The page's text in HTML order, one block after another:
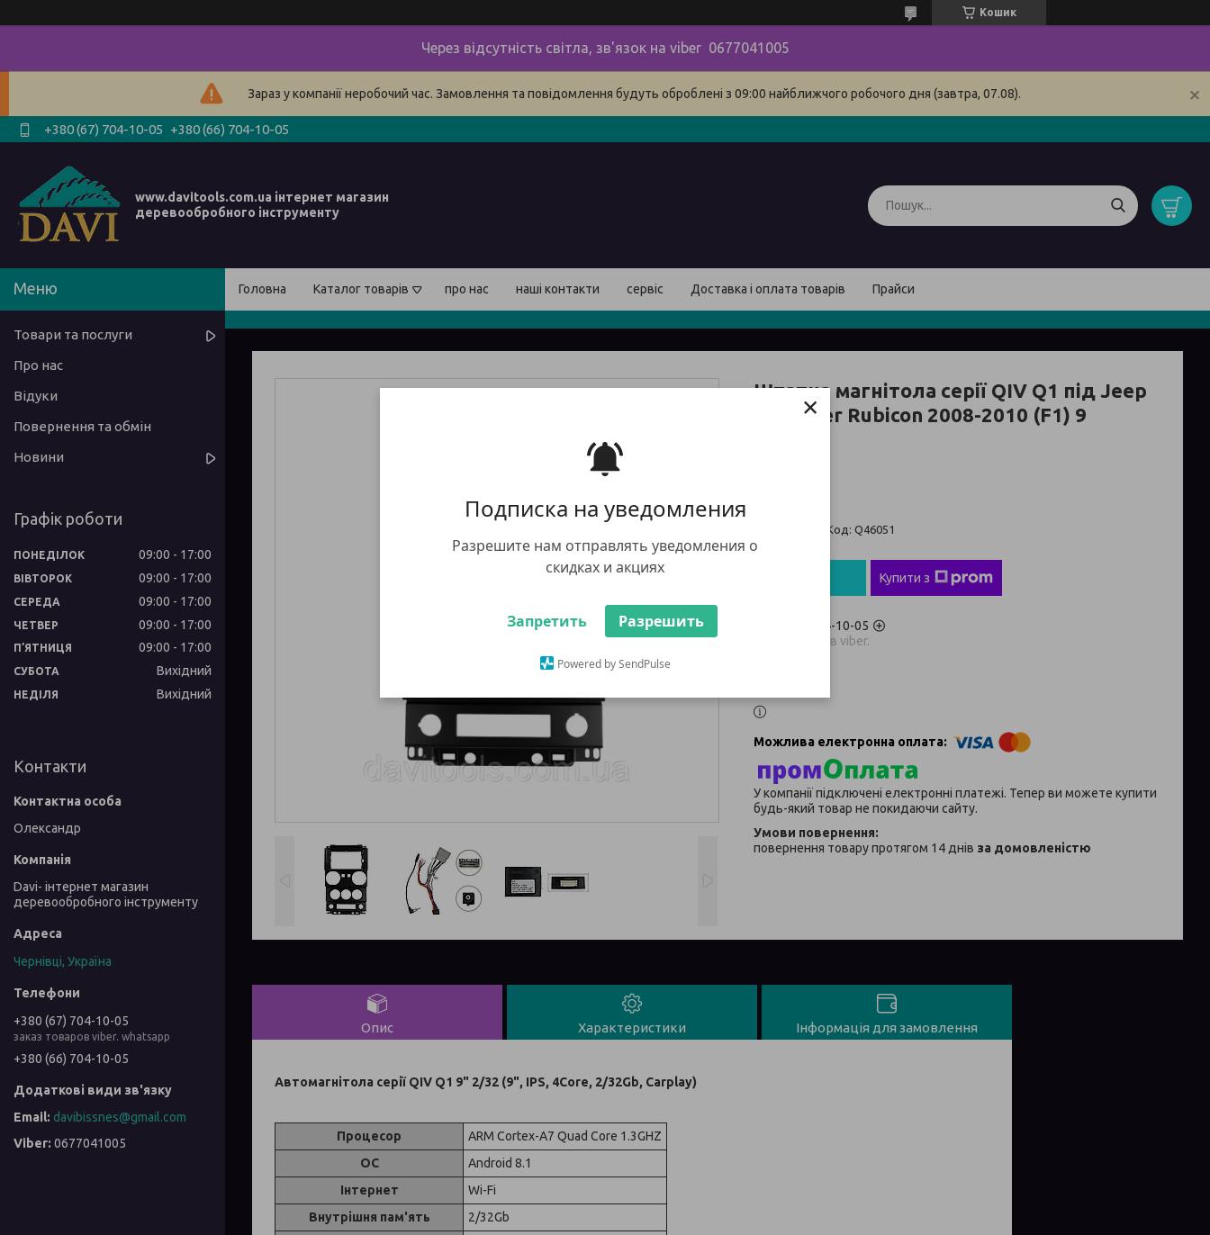
Подписка на уведомления
Разрешите нам отправлять уведомления о
скидках и акциях
Запретить Разрешить
Powered by SendPulse
×
Кошик
Через відсутність світла, зв'язок на viber 0677041005
Зараз у компанії неробочий час. Замовлення та повідомлення будуть оброблені з 09:00 найближчого робочого дня (завтра, 07.08).
+380 (67) 704-10-05 +380 (66) 704-10-05
www.davitools.com.ua інтернет магазин
деревообробного інструменту
Головна Каталог товарів про нас наші контакти сервіс Доставка і оплата товарів Прайси
Штатна магнітола серії QIV Q1 під Jeep
Wrangler Rubicon 2008-2010 (F1) 9
Код: Q46051
Купити з
+380 (67) 704-10-05
заказ товаров viber.
У компанії підключені електронні платежі. Тепер ви можете купити
будь-який товар не покидаючи сайту.
повернення товару протягом 14 днів за домовленістю
Опис Характеристики Інформація для замовлення
Автомагнітола серії QIV Q1 9" 2/32 (9", IPS, 4Core, 2/32Gb, Carplay)
Процесор
ARM Cortex-A7 Quad Core 1.3GHZ
ОС
Android 8.1
Інтернет
Wi-Fi
Внутрішня пам'ять
2/32Gb
Товари та послуги
Про нас
Відуки
Повернення та обмін
Новини
Графік роботи
ПОНЕДІЛОК 09:00 17:00
ВІВТОРОК 09:00 17:00
СЕРЕДА 09:00 17:00
ЧЕТВЕР 09:00 17:00
ПʼЯТНИЦЯ 09:00 17:00
СУБОТА Вихідний
НЕДІЛЯ Вихідний
Контакти
Олександр
Davi- інтернет магазин
деревообробного інструменту
Чернівці, Україна
+380 (67) 704-10-05
заказ товаров viber. whatsapp
+380 (66) 704-10-05
davibissnes@gmail.com
0677041005